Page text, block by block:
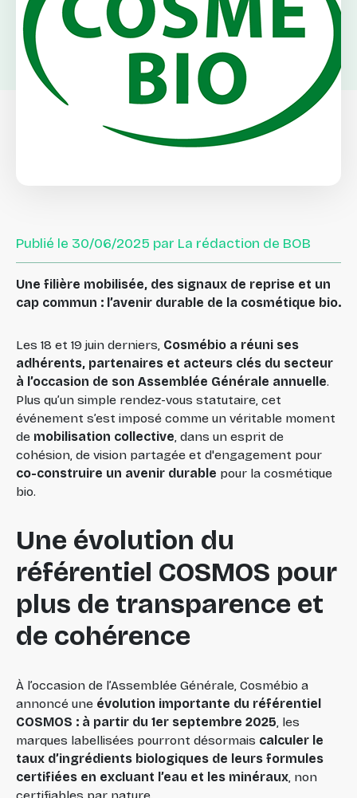
Publié le 30/06/2025 par La rédaction de BOB
Une filière mobilisée, des signaux de reprise et un
cap commun : l’avenir durable de la cosmétique bio.
Les 18 et 19 juin derniers, Cosmébio a réuni ses
adhérents, partenaires et acteurs clés du secteur
à l’occasion de son Assemblée Générale annuelle.
Plus qu’un simple rendez-vous statutaire, cet
événement s’est imposé comme un véritable moment
de mobilisation collective, dans un esprit de
cohésion, de vision partagée et d'engagement pour
co-construire un avenir durable pour la cosmétique
bio.
Une évolution du
référentiel COSMOS pour
plus de transparence et
de cohérence
À l’occasion de l’Assemblée Générale, Cosmébio a
annoncé une évolution importante du référentiel
COSMOS : à partir du 1er septembre 2025, les
marques labellisées pourront désormais calculer le
taux d’ingrédients biologiques de leurs formules
certifiées en excluant l’eau et les minéraux, non